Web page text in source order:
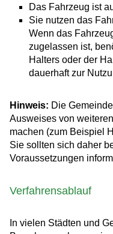
Das Fahrzeug ist
Sie nutzen das
Wenn das
zugelassen ist,
Halters oder der
dauerhaft zur
Hinweis: Die
Ausweises von
machen (zum Beispiel
Sie sollten sich daher
Voraussetzungen
Verfahrensablauf
In vielen Städten und